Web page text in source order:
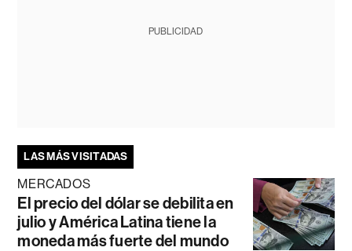
PUBLICIDAD
LAS MÁS VISITADAS
MERCADOS
El precio del dólar se debilita en
julio y América Latina tiene la
moneda más fuerte del mundo